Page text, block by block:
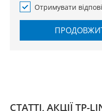
Отримувати
СТАТТІ, АКЦІЇ TP-